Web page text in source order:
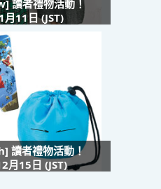
讀者禮物活動！
月11日 (JST)
讀者禮物活動！
月15日 (JST)